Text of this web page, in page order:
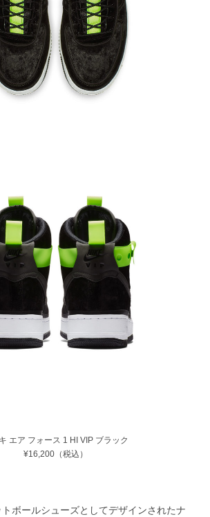
エア フォース 1 HI VIP ブラック
¥16,200（税込）
ボールシューズとしてデザインされたナ